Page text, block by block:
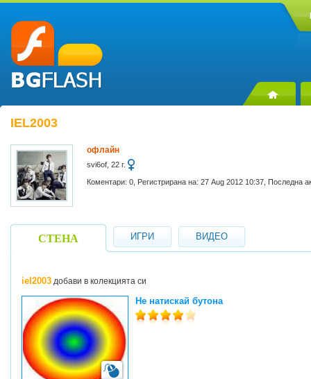
IEL2003
офлайн
svi6of, 22 г.
Коментари: 0, Регистрирана на: 27 Aug 2012 10:37, Последна
СТЕНА ИГРИ ВИДЕО
iel2003 добави в колекцията си
Не натискай бутона